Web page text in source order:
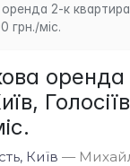
2-к квартира
грн./міс.
Київ —